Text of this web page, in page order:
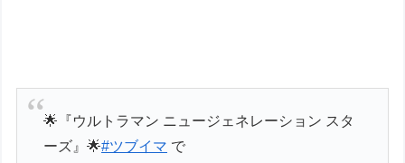
🌟『ウルトラマン ニュージェネレーション スタ
ーズ』🌟#ツブイマ で